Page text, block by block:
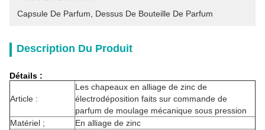
Capsule De Parfum
Dessus De Bouteille De Parfum
Description Du Produit
Détails :
Article :
Les chapeaux en alliage de zinc de
électrodéposition faits sur commande de
parfum de moulage mécanique sous pression
Matériel ;
En alliage de zinc